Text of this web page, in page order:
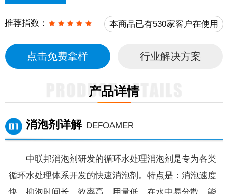
推荐指数： 本商品已有530家客户在使用
点击免费拿样 行业解决方案
产品详情
消泡剂详解 DEFOAMER
中联邦消泡剂研发的循环水处理消泡剂是专为各类
循环水处理体系开发的快速消泡剂。特点是：消泡速度